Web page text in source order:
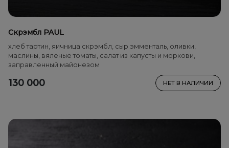
Скрэмбл PAUL
хлеб тартин, яичница скрэмбл, сыр эмменталь, оливки,
маслины, вяленые томаты, салат из капусты и моркови,
заправленный майонезом
130 000 НЕТ В НАЛИЧИИ